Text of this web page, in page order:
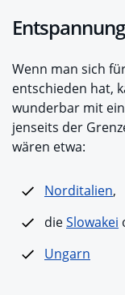
Wenn man sich
entschieden hat,
wunderbar mit
jenseits der
wären etwa:
Norditalien,
dieSlowakei
Ungarn